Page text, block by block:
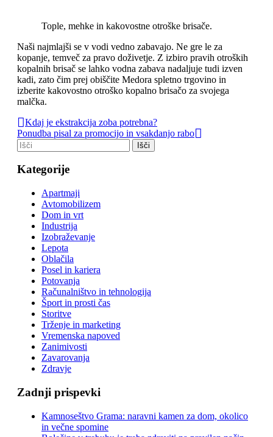
Tople, mehke in kakovostne otroške brisače.
Naši najmlajši se v vodi vedno zabavajo. Ne gre le za
kopanje, temveč za pravo doživetje. Z izbiro pravih otroških
kopalnih brisač se lahko vodna zabava nadaljuje tudi izven
kadi, zato čim prej obiščite Medora spletno trgovino in
izberite kakovostno otroško kopalno brisačo za svojega
malčka.
Kdaj je ekstrakcija zoba potrebna?
Ponudba pisal za promocijo in vsakdanjo rabo
Kategorije
Apartmaji
Avtomobilizem
Dom in vrt
Industrija
Izobraževanje
Lepota
Oblačila
Posel in kariera
Potovanja
Računalništvo in tehnologija
Šport in prosti čas
Storitve
Trženje in marketing
Vremenska napoved
Zanimivosti
Zavarovanja
Zdravje
Zadnji prispevki
Kamnoseštvo Grama: naravni kamen za dom, okolico
in večne spomine